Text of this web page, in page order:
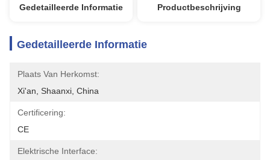
Gedetailleerde Informatie Productbeschrijving
Gedetailleerde Informatie
Plaats Van Herkomst:
Xi'an, Shaanxi, China
Certificering:
CE
Elektrische Interface: